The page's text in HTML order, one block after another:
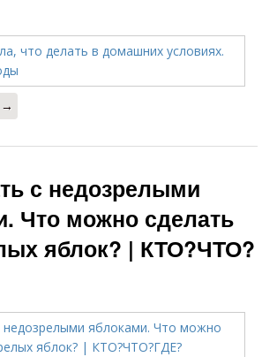
→
с недозрелыми
Что можно сделать
яблок? | КТО?ЧТО?